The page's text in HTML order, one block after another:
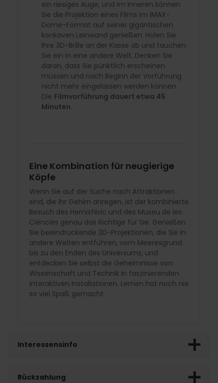
ein riesiges Auge, und im Inneren können
Sie die Projektion eines Films im IMAX-
Dome-Format auf seiner gigantischen
konkaven Leinwand genießen. Holen Sie
Ihre 3D-Brille an der Kasse ab und tauchen
Sie ein in eine andere Welt. Denken Sie
daran, dass Sie pünktlich erscheinen
müssen und nach Beginn der Vorführung
nicht mehr eingelassen werden können.
Die Filmvorführung dauert etwa 45
Minuten.
Eine Kombination für neugierige
Köpfe
Wenn Sie auf der Suche nach Attraktionen
sind, die Ihr Gehirn anregen, ist der kombinierte
Besuch des Hemisfèric und des Museu de les
Ciències genau das Richtige für Sie. Genießen
Sie beeindruckende 3D-Projektionen, die Sie in
andere Welten entführen, vom Meeresgrund
bis zu den Enden des Universums, und
entdecken Sie selbst die Geheimnisse von
Wissenschaft und Technik in faszinierenden
interaktiven Installationen. Lernen hat noch nie
so viel Spaß gemacht.
Interessensinfo
Rückzahlung